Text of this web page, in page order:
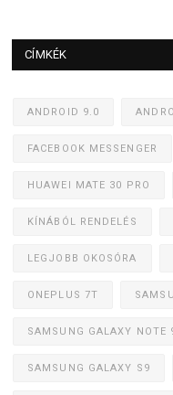
CÍMKÉK
ANDROID 9.0
FACEBOOK MESSENGER
HUAWEI MATE 30 PRO
KÍNÁBÓL RENDELÉS
LEGJOBB OKOSÓRA
ONEPLUS 7T
SAMSUNG GALAXY NOTE
SAMSUNG GALAXY S9